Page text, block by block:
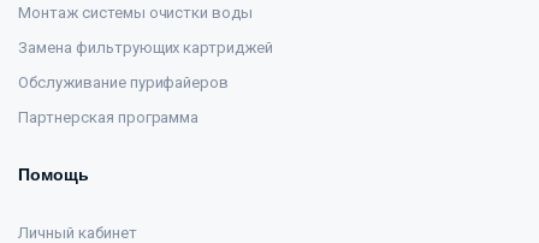
Монтаж системы очистки воды
Замена фильтрующих картриджей
Обслуживание пурифайеров
Партнерская программа
Помощь
Личный кабинет